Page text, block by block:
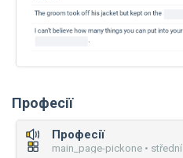
Професії
Професії
main_page-pickone • střední